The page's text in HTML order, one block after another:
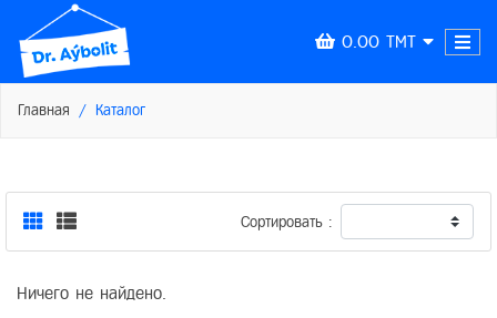
0.00 TMT
Главная Каталог
Сортировать :
Ничего не найдено.